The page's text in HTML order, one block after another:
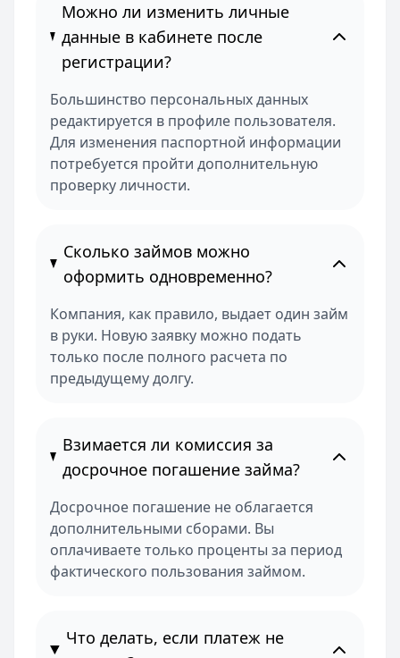
Можно ли изменить личные
данные в кабинете после
регистрации?
Большинство персональных данных
редактируется в профиле пользователя.
Для изменения паспортной информации
потребуется пройти дополнительную
проверку личности.
Сколько займов можно
оформить одновременно?
Компания, как правило, выдает один займ
в руки. Новую заявку можно подать
только после полного расчета по
предыдущему долгу.
Взимается ли комиссия за
досрочное погашение займа?
Досрочное погашение не облагается
дополнительными сборами. Вы
оплачиваете только проценты за период
фактического пользования займом.
Что делать, если платеж не